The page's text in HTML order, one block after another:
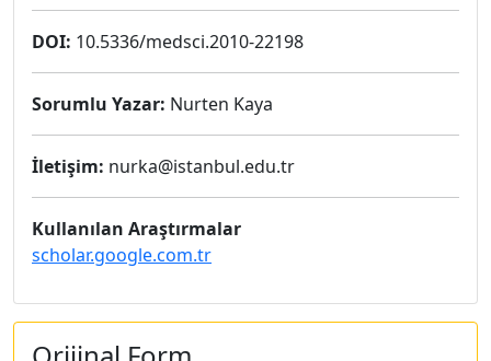
DOI: 10.5336/medsci.2010-22198
Sorumlu Yazar: Nurten Kaya
İletişim: nurka@istanbul.edu.tr
Kullanılan Araştırmalar
scholar.google.com.tr